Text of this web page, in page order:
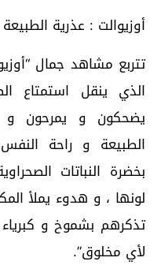
أوزيوالت : عذرية
تتربع مشاهد جمال
الذي ينقل استمتاع
يضحكون و يمرحون و
الطبيعة و راحة
بخضرة النباتات
لونها ، و هدوء يملأ
تذكرهم بشموخ و
لأي مخلوق”.